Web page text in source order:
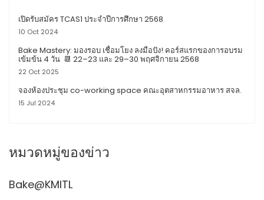
เปิดรับสมัคร TCAS1 ประจำปีการศึกษา 2568
10 Oct 2024
Bake Mastery: มองรอบ เชื่อมโยง ลงมือปัง! คอร์สแรกของการอบรม
เข้มข้น 4 วัน 📆 22–23 และ 29–30 พฤศจิกายน 2568
22 Oct 2025
จองห้องประชุม co-working space คณะอุตสาหกรรม​อาหาร สจล.
15 Jul 2024
หมวดหมู่ของข่าว
Bake@KMITL